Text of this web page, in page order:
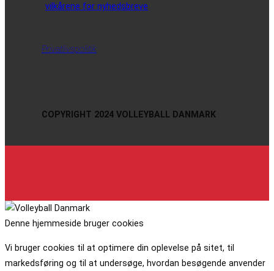
vilkårene for nyhedsbreve
Privatlivspolitik
COPYRIGHT 2024 VOLLEYBALL DANMARK
Denne hjemmeside bruger cookies
Vi bruger cookies til at optimere din oplevelse på sitet, til
markedsføring og til at undersøge, hvordan besøgende anvender